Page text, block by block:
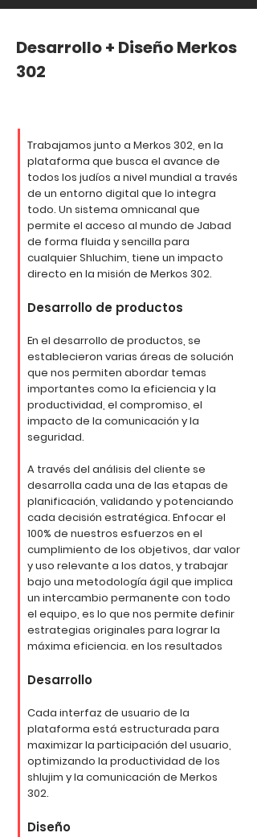
Desarrollo + Diseño Merkos
302
Trabajamos junto a Merkos 302, en la
plataforma que busca el avance de
todos los judíos a nivel mundial a través
de un entorno digital que lo integra
todo. Un sistema omnicanal que
permite el acceso al mundo de Jabad
de forma fluida y sencilla para
cualquier Shluchim, tiene un impacto
directo en la misión de Merkos 302.
Desarrollo de productos
En el desarrollo de productos, se
establecieron varias áreas de solución
que nos permiten abordar temas
importantes como la eficiencia y la
productividad, el compromiso, el
impacto de la comunicación y la
seguridad.
A través del análisis del cliente se
desarrolla cada una de las etapas de
planificación, validando y potenciando
cada decisión estratégica. Enfocar el
100% de nuestros esfuerzos en el
cumplimiento de los objetivos, dar valor
y uso relevante a los datos, y trabajar
bajo una metodología ágil que implica
un intercambio permanente con todo
el equipo, es lo que nos permite definir
estrategias originales para lograr la
máxima eficiencia. en los resultados
Desarrollo
Cada interfaz de usuario de la
plataforma está estructurada para
maximizar la participación del usuario,
optimizando la productividad de los
shlujim y la comunicación de Merkos
302.
Diseño